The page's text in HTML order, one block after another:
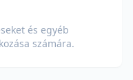
és egyéb
számára.